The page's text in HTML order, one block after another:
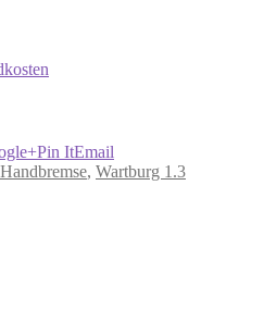
Pin ItEmail
, Wartburg 1.3